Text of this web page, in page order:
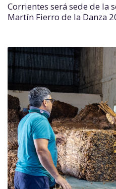
Corrientes será sede de la
Martín Fierro de la Danza